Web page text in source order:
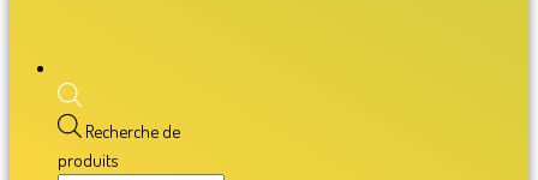
Recherche de
produits